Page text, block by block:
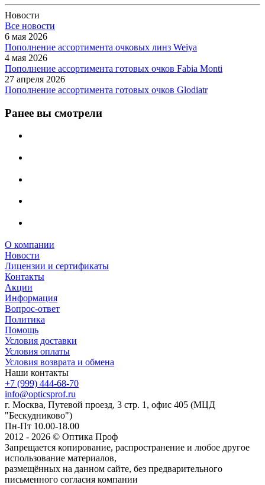
Новости
Все новости
6 мая 2026
Пополнение ассортимента очковых линз Weiya
4 мая 2026
Пополнение ассортимента готовых очков Fabia Monti
27 апреля 2026
Пополнение ассортимента готовых очков Glodiatr
Ранее вы смотрели
О компании
Новости
Лицензии и сертификаты
Контакты
Акции
Информация
Вопрос-ответ
Политика
Помощь
Условия доставки
Условия оплаты
Условия возврата и обмена
Наши контакты
+7 (999) 444-68-70
info@opticsprof.ru
г. Москва, Путевой проезд, 3 стр. 1, офис 405 (МЦД
"Бескудниково")
Пн-Пт 10.00-18.00
2012 - 2026 © Оптика Проф
Запрещается копирование, распространение и любое другое
использование материалов,
размещённых на данном сайте, без предварительного
письменного согласия компании